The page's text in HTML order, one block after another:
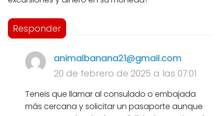
Responder
animalbanana21@gmail.com
20 de febrero de 2025 a las 07:01
Teneis que llamar al consulado o embajada
más cercana y solicitar un pasaporte aunque